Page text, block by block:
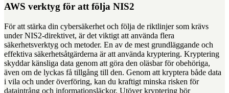
AWS verktyg för att följa NIS2
För att stärka din cybersäkerhet och följa de riktlinjer som krävs
under NIS2-direktivet, är det viktigt att använda flera
säkerhetsverktyg och metoder. En av de mest grundläggande och
effektiva säkerhetsåtgärderna är att använda kryptering. Kryptering
skyddar känsliga data genom att göra den oläsbar för obehöriga,
även om de lyckas få tillgång till den. Genom att kryptera både data
i vila och under överföring, kan du kraftigt minska risken för
dataintrång och informationsläckor. Utöver kryptering bör